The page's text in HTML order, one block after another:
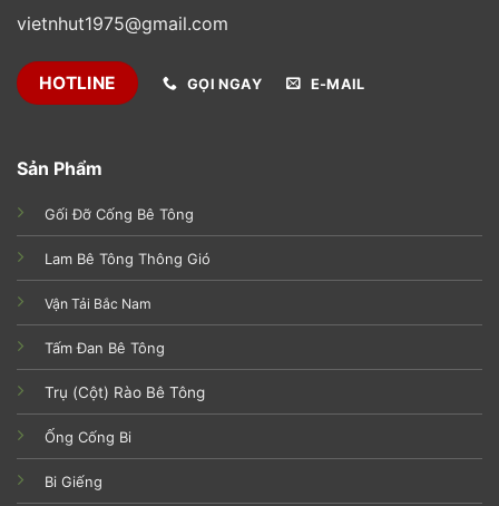
vietnhut1975@gmail.com
HOTLINE GỌI NGAY E-MAIL
Sản Phẩm
Gối Đỡ Cống Bê Tông
Lam Bê Tông Thông Gió
Vận Tải Bắc Nam
Tấm Đan Bê Tông
Trụ (Cột) Rào Bê Tông
Ống Cống Bi
Bi Giếng